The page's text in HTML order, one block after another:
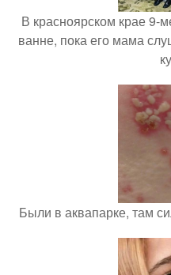
В красноярском крае 9-
ванне, пока его мама
Были в аквапарке, там